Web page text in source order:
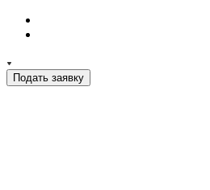
Подать заявку